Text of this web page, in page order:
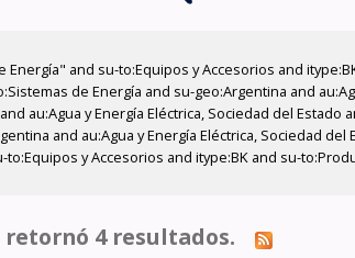
and su-to:Equipos y Accesorios and
de Energía and su-geo:Argentina and
au:Agua y Energía Eléctrica, Sociedad del
and au:Agua y Energía Eléctrica, Sociedad
y Accesorios and itype:BK and su-
retornó 4 resultados.